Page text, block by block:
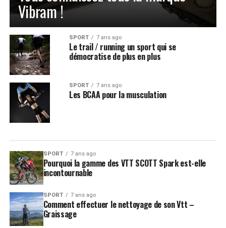
Vibram !
SPORT 7 ans ago
Le trail / running un sport qui se
démocratise de plus en plus
SPORT 7 ans ago
Les BCAA pour la musculation
SPORT 7 ans ago
Pourquoi la gamme des VTT SCOTT Spark est-elle
incontournable
SPORT 7 ans ago
Comment effectuer le nettoyage de son Vtt –
Graissage